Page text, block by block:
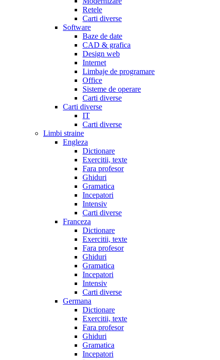
Retele
Carti diverse
Software
Baze de date
CAD & grafica
Design web
Internet
Limbaje de programare
Office
Sisteme de operare
Carti diverse
Carti diverse
IT
Carti diverse
Limbi straine
Engleza
Dictionare
Exercitii, texte
Fara profesor
Ghiduri
Gramatica
Incepatori
Intensiv
Carti diverse
Franceza
Dictionare
Exercitii, texte
Fara profesor
Ghiduri
Gramatica
Incepatori
Intensiv
Carti diverse
Germana
Dictionare
Exercitii, texte
Fara profesor
Ghiduri
Gramatica
Incepatori